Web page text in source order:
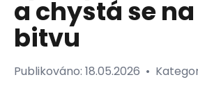
a chystá se
bitvu
Publikováno: 18.05.2026 •